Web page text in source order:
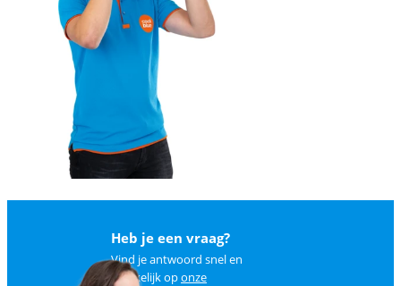
Heb je een vraag?
Vind je antwoord snel en
makkelijk oponze